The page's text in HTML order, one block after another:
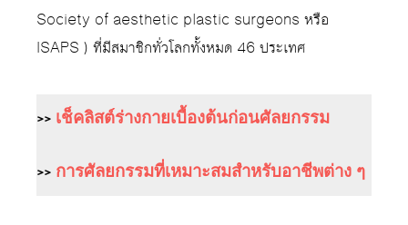
Society of aesthetic plastic surgeons หรือ
ISAPS ) ที่มีสมาชิกทั่วโลกทั้งหมด 46 ประเทศ
>> เช็คลิสต์ร่างกายเบื้องต้นก่อนศัลยกรรม
>> การศัลยกรรมที่เหมาะสมสำหรับอาชีพต่าง ๆ